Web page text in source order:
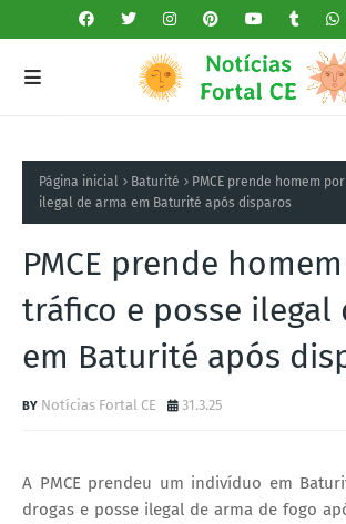
Página inicial Baturité
PMCE prende homem
ilegal de arma em Baturité após disparos
PMCE prende
tráfico e posse ilegal
em Baturité após
Notícias Fortal CE 31.3.25
A PMCE prendeu um indivíduo em
drogas e posse ilegal de arma de fogo